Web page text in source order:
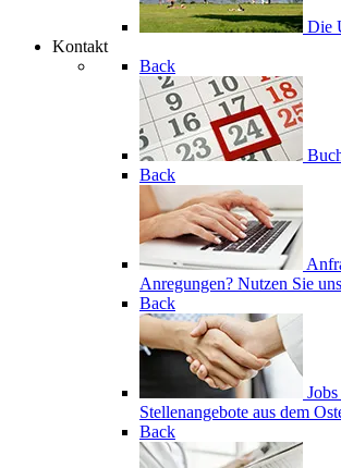
Die
Kontakt
Back
Back
Anregungen? Nutzen Sie
Back
Jobs
Stellenangebote aus dem
Back